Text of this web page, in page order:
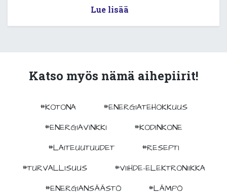
Lue lisää
Katso myös nämä aihepiirit!
#KOTONA
#ENERGIATEHOKKUUS
#ENERGIAVINKKI
#KODINKONE
#LAITEUUTUUDET
#RESEPTI
#TURVALLISUUS
#VIIHDE-ELEKTRONIIKKA
#ENERGIANSÄÄSTÖ
#LÄMPÖ